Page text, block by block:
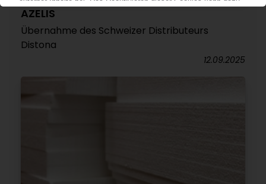
AZELIS
Übernahme des Schweizer Distributeurs
Distona
12.09.2025